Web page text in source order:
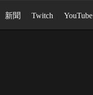
新聞 Twitch YouTube